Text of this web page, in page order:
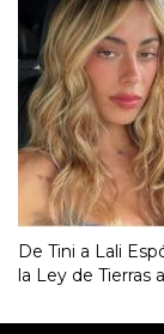
De Tini a Lali
la Ley de Tierras